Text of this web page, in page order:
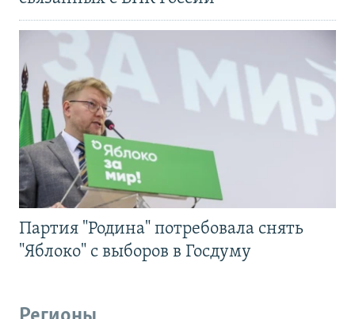
Партия "Родина" потребовала снять
"Яблоко" с выборов в Госдуму